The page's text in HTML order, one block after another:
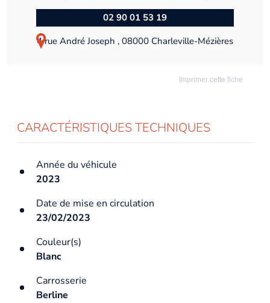
02 90 01 53 19
4 rue André Joseph , 08000 Charleville-Mézières
Imprimer cette fiche
CARACTÉRISTIQUES TECHNIQUES
Année du véhicule
2023
Date de mise en circulation
23/02/2023
Couleur(s)
Blanc
Carrosserie
Berline